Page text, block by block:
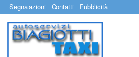
Segnalazioni Contatti Pubblicità